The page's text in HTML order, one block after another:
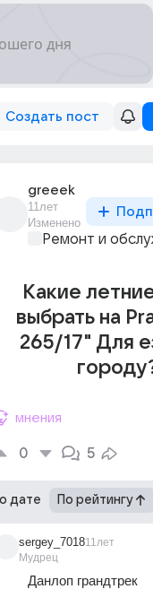
Создать пост
greeek
11лет
Изменено
Ремонт и
Какие
выбрать на
265/17" Для
мнения
0 5
дате По рейтингу
sergey_7018
Мудрец
11лет
Данлоп грандтрек